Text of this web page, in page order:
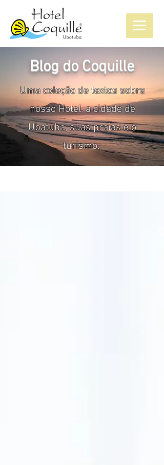
Blog do Coquille
Uma coleção de textos sobre
nosso Hotel, a cidade de
Ubatuba, suas praias e o
turismo.